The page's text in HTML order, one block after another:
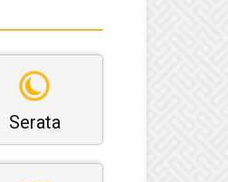
Serata